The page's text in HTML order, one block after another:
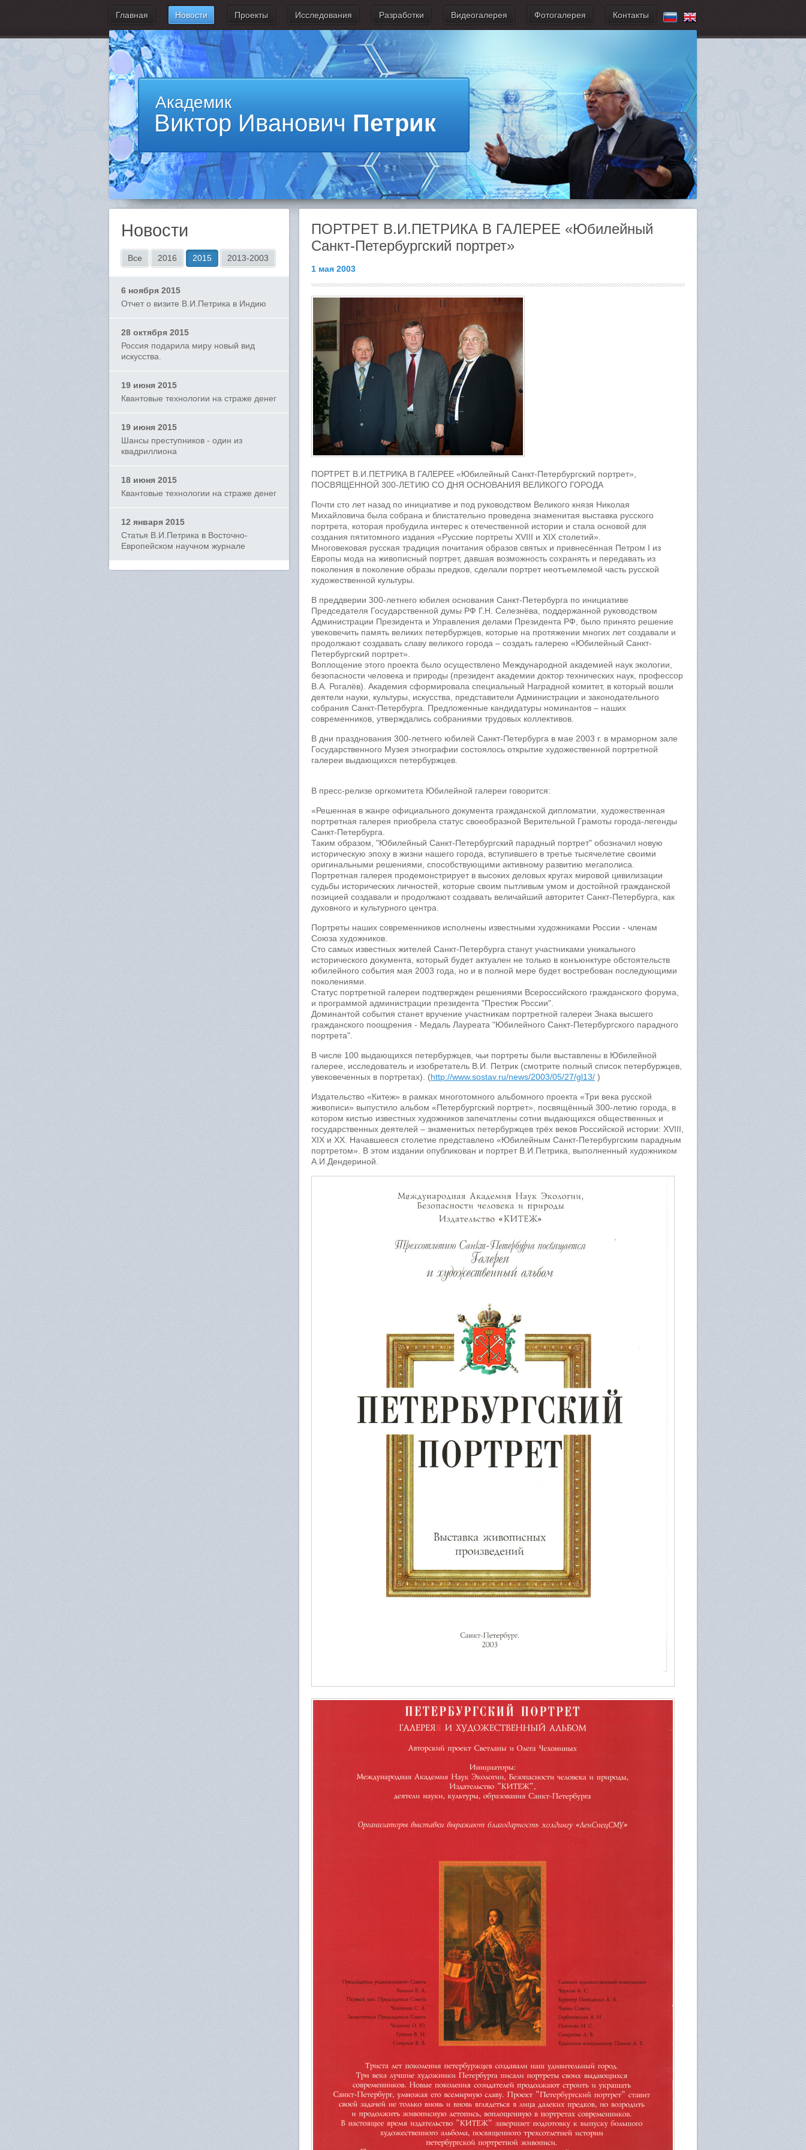
Главная Новости Проекты Исследования Разработки Видеогалерея Фотогалерея Контакты
Академик
Виктор Иванович Петрик
Новости
Все 2016 2015 2013-2003
6 ноября 2015
Отчет о визите В.И.Петрика в Индию
28 октября 2015
Россия подарила миру новый вид
искусства.
19 июня 2015
Квантовые технологии на страже денег
19 июня 2015
Шансы преступников - один из
квадриллиона
18 июня 2015
Квантовые технологии на страже денег
12 января 2015
Статья В.И.Петрика в Восточно-
Европейском научном журнале
ПОРТРЕТ В.И.ПЕТРИКА В ГАЛЕРЕЕ «Юбилейный
Санкт-Петербургский портрет»
1 мая 2003
ПОРТРЕТ В.И.ПЕТРИКА В ГАЛЕРЕЕ «Юбилейный Санкт-Петербургский портрет»,
ПОСВЯЩЕННОЙ 300-ЛЕТИЮ СО ДНЯ ОСНОВАНИЯ ВЕЛИКОГО ГОРОДА
Почти сто лет назад по инициативе и под руководством Великого князя Николая
Михайловича была собрана и блистательно проведена знаменитая выставка русского
портрета, которая пробудила интерес к отечественной истории и стала основой для
создания пятитомного издания «Русские портреты XVIII и XIX столетий».
Многовековая русская традиция почитания образов святых и привнесённая Петром I из
Европы мода на живописный портрет, давшая возможность сохранять и передавать из
поколения в поколение образы предков, сделали портрет неотъемлемой часть русской
художественной культуры.
В преддверии 300-летнего юбилея основания Санкт-Петербурга по инициативе
Председателя Государственной думы РФ Г.Н. Селезнёва, поддержанной руководством
Администрации Президента и Управления делами Президента РФ, было принято решение
увековечить память великих петербуржцев, которые на протяжении многих лет создавали и
продолжают создавать славу великого города – создать галерею «Юбилейный Санкт-
Петербургский портрет».
Воплощение этого проекта было осуществлено Международной академией наук экологии,
безопасности человека и природы (президент академии доктор технических наук, профессор
В.А. Рогалёв). Академия сформировала специальный Наградной комитет, в который вошли
деятели науки, культуры, искусства, представители Администрации и законодательного
собрания Санкт-Петербурга. Предложенные кандидатуры номинантов – наших
современников, утверждались собраниями трудовых коллективов.
В дни празднования 300-летнего юбилей Санкт-Петербурга в мае 2003 г. в мраморном зале
Государственного Музея этнографии состоялось открытие художественной портретной
галереи выдающихся петербуржцев.
В пресс-релизе оргкомитета Юбилейной галереи говорится:
«Решенная в жанре официального документа гражданской дипломатии, художественная
портретная галерея приобрела статус своеобразной Верительной Грамоты города-легенды
Санкт-Петербурга.
Таким образом, "Юбилейный Санкт-Петербургский парадный портрет" обозначил новую
историческую эпоху в жизни нашего города, вступившего в третье тысячелетие своими
оригинальными решениями, способствующими активному развитию мегаполиса.
Портретная галерея продемонстрирует в высоких деловых кругах мировой цивилизации
судьбы исторических личностей, которые своим пытливым умом и достойной гражданской
позицией создавали и продолжают создавать величайший авторитет Санкт-Петербурга, как
духовного и культурного центра.
Портреты наших современников исполнены известными художниками России - членам
Союза художников.
Сто самых известных жителей Санкт-Петербурга станут участниками уникального
исторического документа, который будет актуален не только в конъюнктуре обстоятельств
юбилейного события мая 2003 года, но и в полной мере будет востребован последующими
поколениями.
Статус портретной галереи подтвержден решениями Всероссийского гражданского форума,
и программой администрации президента "Престиж России".
Доминантой события станет вручение участникам портретной галереи Знака высшего
гражданского поощрения - Медаль Лауреата "Юбилейного Санкт-Петербургского парадного
портрета".
В числе 100 выдающихся петербуржцев, чьи портреты были выставлены в Юбилейной
галерее, исследователь и изобретатель В.И. Петрик (смотрите полный список петербуржцев,
увековеченных в портретах). (http://www.sostav.ru/news/2003/05/27/gl13/ )
Издательство «Китеж» в рамках многотомного альбомного проекта «Три века русской
живописи» выпустило альбом «Петербургский портрет», посвящённый 300-летию города, в
котором кистью известных художников запечатлены сотни выдающихся общественных и
государственных деятелей – знаменитых петербуржцев трёх веков Российской истории: XVIII,
XIX и XX. Начавшееся столетие представлено «Юбилейным Санкт-Петербургским парадным
портретом». В этом издании опубликован и портрет В.И.Петрика, выполненный художником
А.И.Дендериной.